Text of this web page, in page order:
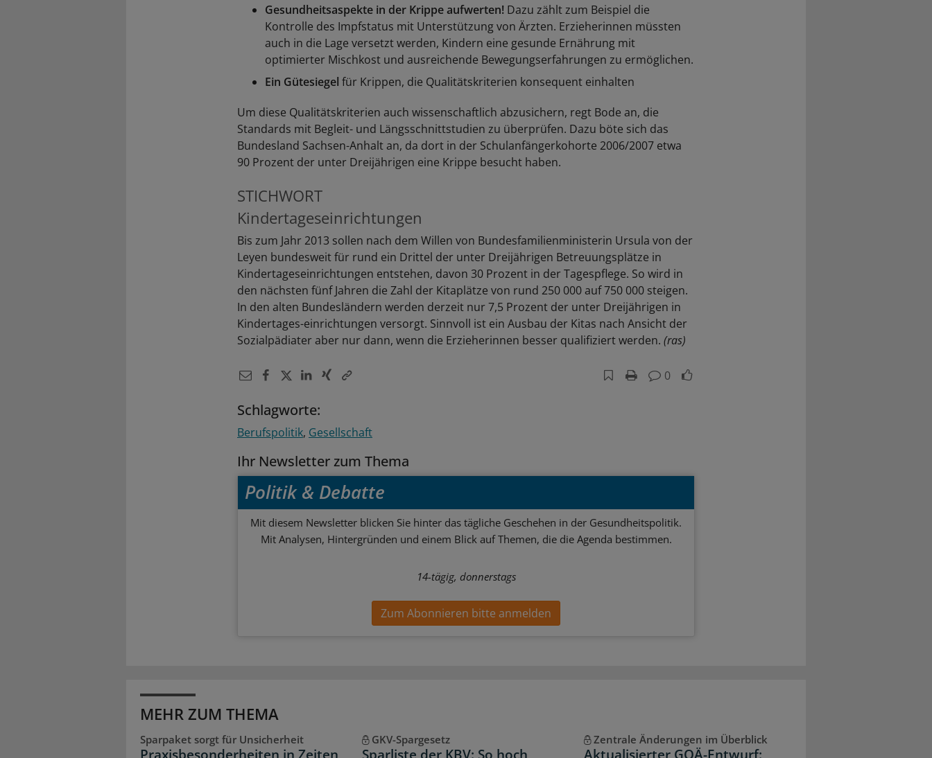
Gesundheitsaspekte in der Krippe aufwerten! Dazu zählt zum Beispiel die
Kontrolle des Impfstatus mit Unterstützung von Ärzten. Erzieherinnen müssten
auch in die Lage versetzt werden, Kindern eine gesunde Ernährung mit
optimierter Mischkost und ausreichende Bewegungserfahrungen zu ermöglichen.
Ein Gütesiegel für Krippen, die Qualitätskriterien konsequent einhalten
Um diese Qualitätskriterien auch wissenschaftlich abzusichern, regt Bode an, die
Standards mit Begleit- und Längsschnittstudien zu überprüfen. Dazu böte sich das
Bundesland Sachsen-Anhalt an, da dort in der Schulanfängerkohorte 2006/2007 etwa
90 Prozent der unter Dreijährigen eine Krippe besucht haben.
STICHWORT
Kindertageseinrichtungen
Bis zum Jahr 2013 sollen nach dem Willen von Bundesfamilienministerin Ursula von der
Leyen bundesweit für rund ein Drittel der unter Dreijährigen Betreuungsplätze in
Kindertageseinrichtungen entstehen, davon 30 Prozent in der Tagespflege. So wird in
den nächsten fünf Jahren die Zahl der Kitaplätze von rund 250 000 auf 750 000 steigen.
In den alten Bundesländern werden derzeit nur 7,5 Prozent der unter Dreijährigen in
Kindertages-einrichtungen versorgt. Sinnvoll ist ein Ausbau der Kitas nach Ansicht der
Sozialpädiater aber nur dann, wenn die Erzieherinnen besser qualifiziert werden. (ras)
0
Schlagworte:
Berufspolitik Gesellschaft
Ihr Newsletter zum Thema
Politik & Debatte
Mit diesem Newsletter blicken Sie hinter das tägliche Geschehen in der Gesundheitspolitik.
Mit Analysen, Hintergründen und einem Blick auf Themen, die die Agenda bestimmen.
14-tägig, donnerstags
Zum Abonnieren bitte anmelden
MEHR ZUM THEMA
Sparpaket sorgt für Unsicherheit
Praxisbesonderheiten in Zeiten
GKV-Spargesetz
Sparliste der KBV: So hoch
Zentrale Änderungen im Überblick
Aktualisierter GOÄ-Entwurf: